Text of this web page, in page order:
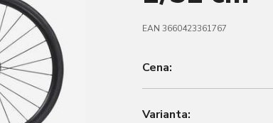
EAN 3660423361767
Cena:
Varianta: